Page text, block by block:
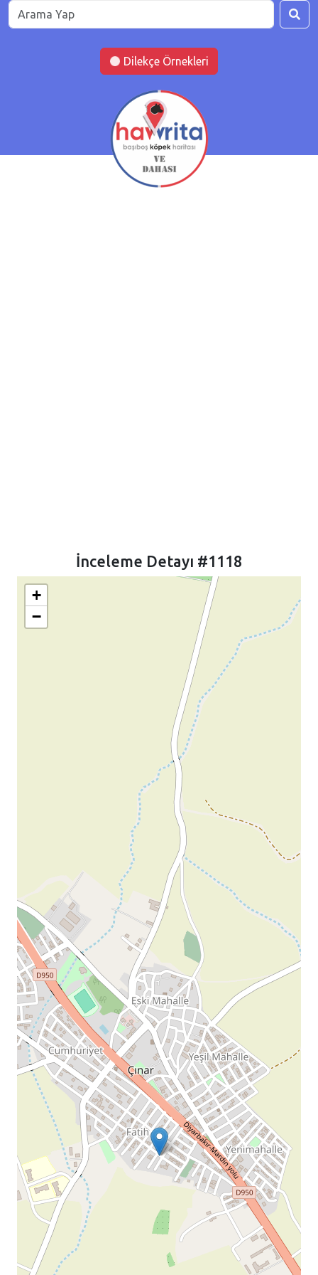
Dilekçe Örnekleri
İnceleme Detayı #1118
+
−